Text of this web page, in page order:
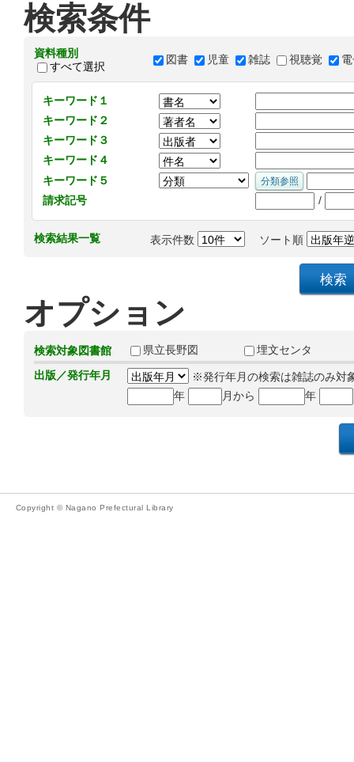
検索条件
資料種別
すべて選択
図書 児童 雑誌 視聴覚
キーワード１
キーワード２
キーワード３
キーワード４
キーワード５
請求記号
/
検索結果一覧 表示件数 ソート順
オプション
検索対象図書館 県立長野図
埋文センタ
出版／発行年月
※発行年月の検索は雑誌のみ対
年
月から 年
Copyright © Nagano Prefectural Library